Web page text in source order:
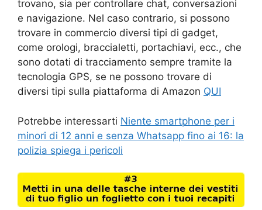
trovano, sia per controllare chat, conversazioni
e navigazione. Nel caso contrario, si possono
trovare in commercio diversi tipi di gadget,
come orologi, braccialetti, portachiavi, ecc., che
sono dotati di tracciamento sempre tramite la
tecnologia GPS, se ne possono trovare di
diversi tipi sulla piattaforma di Amazon QUI
Potrebbe interessarti Niente smartphone per i
minori di 12 anni e senza Whatsapp fino ai 16: la
polizia spiega i pericoli